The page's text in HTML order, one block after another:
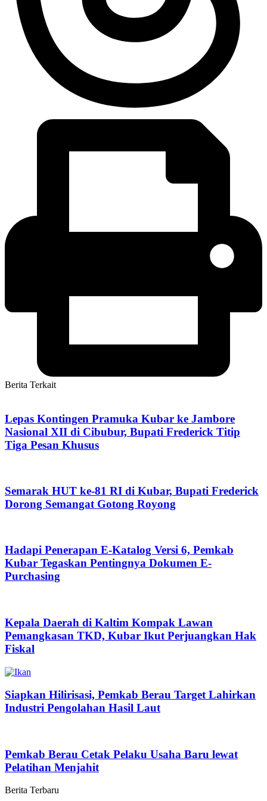
Berita Terkait
Lepas Kontingen Pramuka Kubar ke Jambore
Nasional XII di Cibubur, Bupati Frederick Titip
Tiga Pesan Khusus
Semarak HUT ke-81 RI di Kubar, Bupati Frederick
Dorong Semangat Gotong Royong
Hadapi Penerapan E-Katalog Versi 6, Pemkab
Kubar Tegaskan Pentingnya Dokumen E-
Purchasing
Kepala Daerah di Kaltim Kompak Lawan
Pemangkasan TKD, Kubar Ikut Perjuangkan Hak
Fiskal
Siapkan Hilirisasi, Pemkab Berau Target Lahirkan
Industri Pengolahan Hasil Laut
Pemkab Berau Cetak Pelaku Usaha Baru lewat
Pelatihan Menjahit
Berita Terbaru